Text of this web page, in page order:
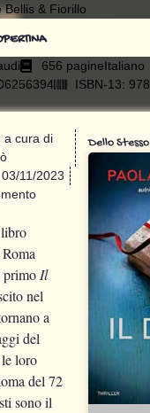
Bellis & Fiorillo
656 pagineItaliano
ISBN-13:
a cura di
03/11/2023
primoIl
nel
a
del
loro
del 72
sono il
Dello